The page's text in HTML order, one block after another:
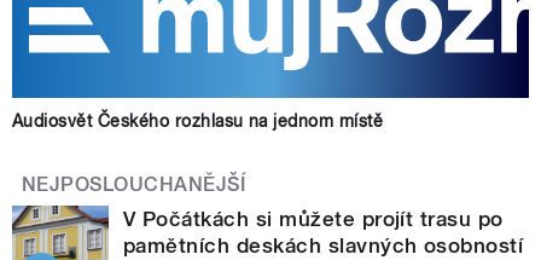
Audiosvět Českého rozhlasu na jednom místě
NEJPOSLOUCHANĚJŠÍ
V Počátkách si můžete projít trasu po
pamětních deskách slavných osobností